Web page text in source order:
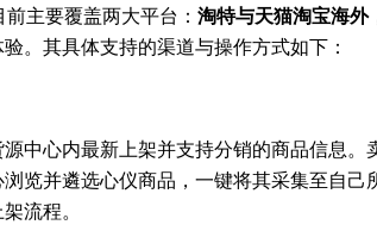
主要覆盖两大平台： 淘特与天猫淘宝海外
。其具体支持的渠道与操作方式如下：
中心内最新上架并支持分销的商品信息。
览并遴选心仪商品，一键将其采集至自己
流程。